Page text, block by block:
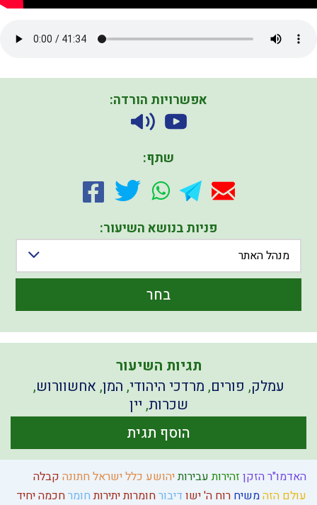
האדמו"ר הזקן זהירותעבירותיהושע כלל ישראל חתונה קבלה
עולם הזהמשיח רוח ה'ישו דיבורחומרות יתירותחומרחכמהיחיד
אפשרויות הורדה:
שתף:
פניות בנושא השיעור:
מנהל האתר
בחר
תגיות השיעור
עמלק, פורים, מרדכי היהודי, המן, אחשוורוש,
שכרות, יין
הוסף תגית